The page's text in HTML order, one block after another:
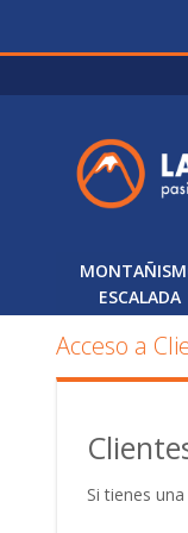
a
ESCALADA
Acceso a
Si tienes